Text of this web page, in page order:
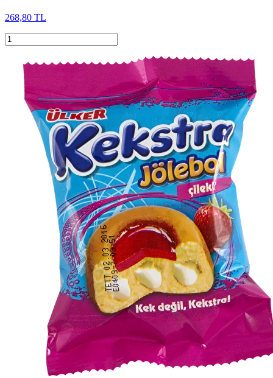
268,80 TL